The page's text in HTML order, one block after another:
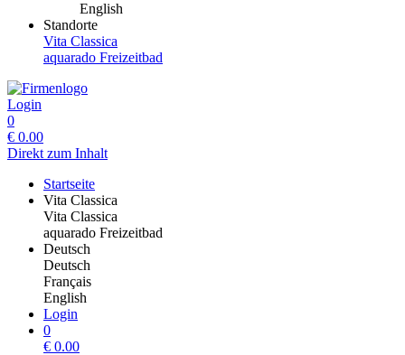
English
Standorte
Vita Classica
aquarado Freizeitbad
Login
0
€ 0.00
Direkt zum Inhalt
Startseite
Vita Classica
Vita Classica
aquarado Freizeitbad
Deutsch
Deutsch
Français
English
Login
0
€ 0.00